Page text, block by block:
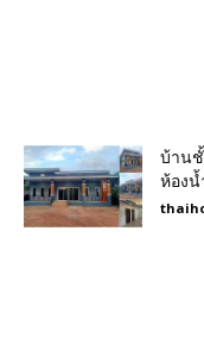
บ้านชั้
ห้องน้